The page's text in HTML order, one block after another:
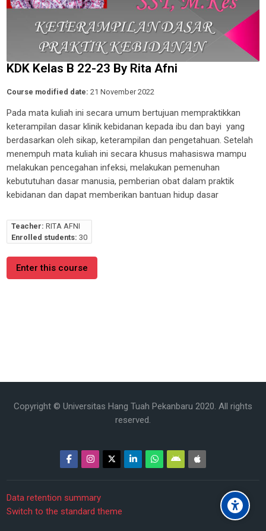
KDK Kelas B 22-23 By Rita Afni
Course modified date: 21 November 2022
Pada mata kuliah ini secara umum bertujuan mempraktikkan
keterampilan dasar klinik kebidanan kepada ibu dan bayi yang
berdasarkan oleh sikap, keterampilan dan pengetahuan. Setelah
menempuh mata kuliah ini secara khusus mahasiswa mampu
melakukan pencegahan infeksi, melakukan pemenuhan
kebututuhan dasar manusia, pemberian obat dalam praktik
kebidanan dan dapat memberikan bantuan hidup dasar
Teacher: RITA AFNI
Enrolled students: 30
Enter this course
Copyright © Universitas Hang Tuah Pekanbaru 2020. All rights
reserved.
Data retention summary
Switch to the standard theme